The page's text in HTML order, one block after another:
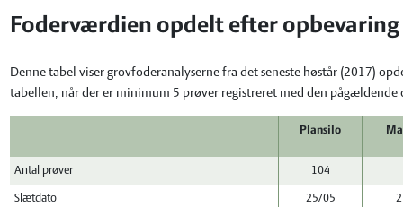
Foderværdien opdelt efter opbevaring
Denne tabel viser grovfoderanalyserne fra det seneste høstår (2017)
tabellen, når der er minimum 5 prøver registreret med den pågældende
Plansilo
Antal prøver 104
Slætdato 25/05